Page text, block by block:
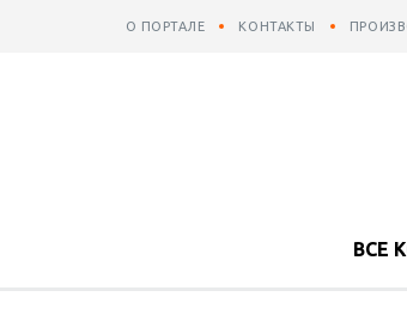
О ПОРТАЛЕ КОНТАКТЫ
ВСЕ